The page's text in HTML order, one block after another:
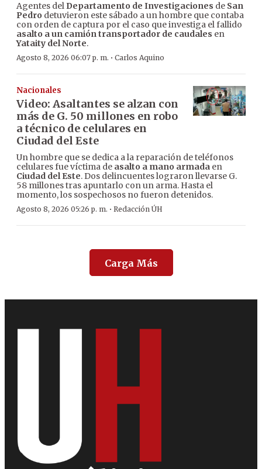
Agentes del Departamento de Investigaciones de San
Pedro detuvieron este sábado a un hombre que contaba
con orden de captura por el caso que investiga el fallido
asalto a un camión transportador de caudales en
Yataity del Norte.
Agosto 8, 2026 06:07 p. m. · Carlos Aquino
Nacionales
Video: Asaltantes se alzan con
más de G. 50 millones en robo
a técnico de celulares en
Ciudad del Este
Un hombre que se dedica a la reparación de teléfonos
celulares fue víctima de asalto a mano armada en
Ciudad del Este. Dos delincuentes lograron llevarse G.
58 millones tras apuntarlo con un arma. Hasta el
momento, los sospechosos no fueron detenidos.
Agosto 8, 2026 05:26 p. m. · Redacción ÚH
Carga Más